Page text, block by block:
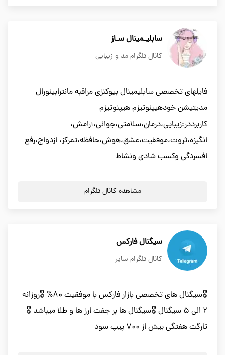
سابلیـمینال سـاز
کانال تلگرام مد و زیبایی
فایلهای تخصصی سابلیمینال بیوکنزی مراقبه مانترابینورال
مدیتیشن خودهیپنوتیزم هیپنوتیزم
کاربرددر:زیبایی،درمان،سلامتی،جوانی،آرامش،
انگیزه،ثروت،موفقیت،عشق،هوش،حافظه،تمرکز، ازدواج،رفع
افسردگی وکسب شادی ونشاط
مشاهده کانال تلگرام
سیگنال فارکس
کانال تلگرام سایر
🎖سیگنال های تخصصی بازار فارکس با موفقیت 80% 🎖روزانه
2 الی 5 سیگنال 🎖سیگنال ها بر جفت ارز ها و طلا میباشد 🎖
تارگت هفتگی بیش از 700 پیپ سود